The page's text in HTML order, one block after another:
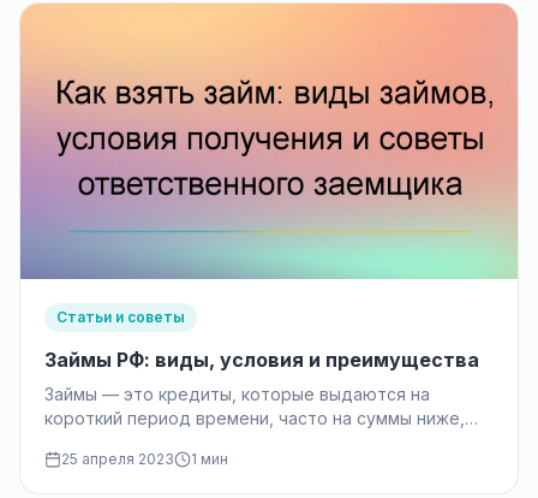
Статьи и советы
Займы РФ: виды, условия и преимущества
Займы — это кредиты, которые выдаются на
короткий период времени, часто на суммы ниже,
25 апреля 2023 1 мин